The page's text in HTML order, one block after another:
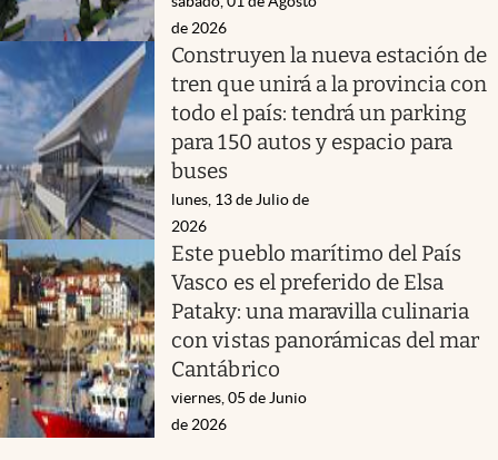
de 2026
Construyen la nueva estación de
tren que unirá a la provincia con
todo el país: tendrá un parking
para 150 autos y espacio para
buses
lunes, 13 de Julio de
2026
Este pueblo marítimo del País
Vasco es el preferido de Elsa
Pataky: una maravilla culinaria
con vistas panorámicas del mar
Cantábrico
viernes, 05 de Junio
de 2026